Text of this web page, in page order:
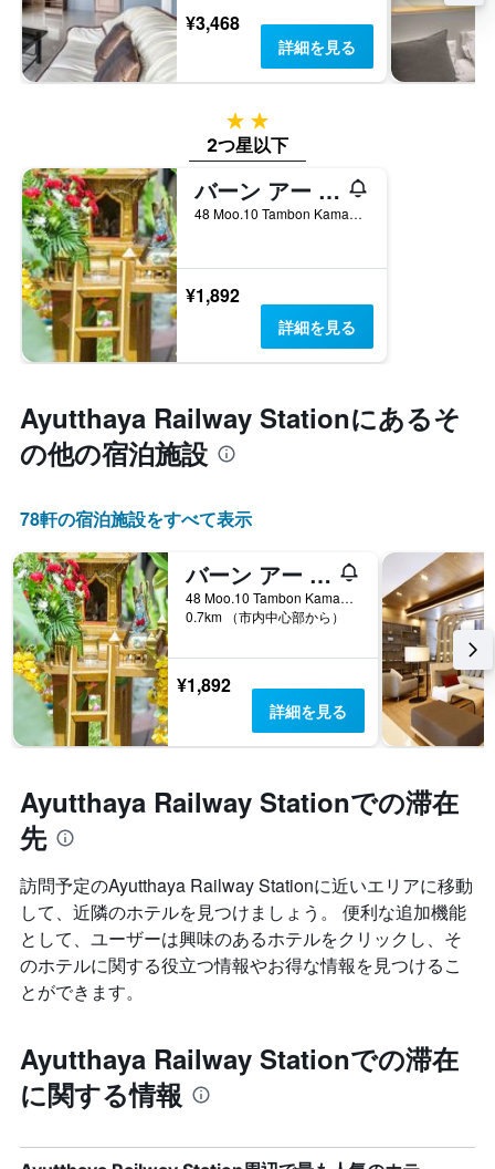
¥3,468
詳細を見る
2つ星
2つ星以下
バーン アー ゴング リバーサイド ホームステイ
48 Moo.10 Tambon Kamang, プラアコーンシー・アユタヤ, タイ
¥1,892
詳細を見る
Ayutthaya Railway Station​にあるそ
の他の宿泊施設
78​軒の宿泊施設をすべて表示
バーン アー ゴング リバーサイド ホームステイ
48 Moo.10 Tambon Kamang, プラアコーンシー・アユタヤ, タイ
0.7km （市内中心部から）
¥1,892
詳細を見る
Ayutthaya Railway Stationでの滞在
先
訪問予定のAyutthaya Railway Stationに近いエリアに移動
して、近隣のホテルを見つけましょう。 便利な追加機能
として、ユーザーは興味のあるホテルをクリックし、そ
のホテルに関する役立つ情報やお得な情報を見つけるこ
とができます。
Ayutthaya Railway Stationでの滞在
に関する情報